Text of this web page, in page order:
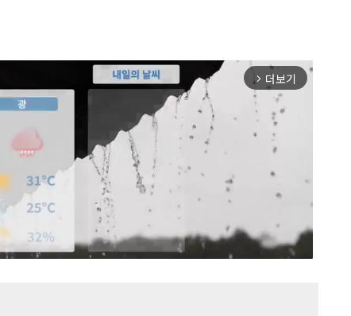
arrow_forward_ios 더보기